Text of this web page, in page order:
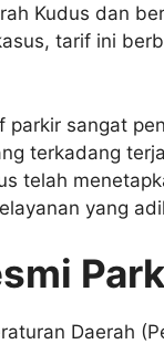
Kudus dan
tarif ini
parkir sangat
terkadang
telah
yang
Daerah